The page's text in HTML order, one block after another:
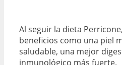
Al seguir la dieta
beneficios como una piel
saludable, una mejor
inmunológico más fuerte.